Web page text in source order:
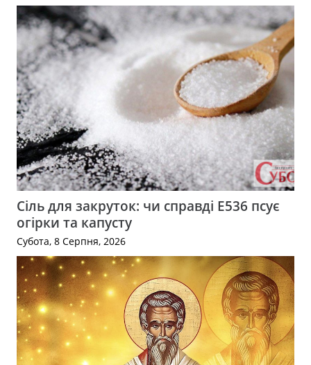
Сіль для закруток: чи справді Е536 псує
огірки та капусту
Субота, 8 Серпня, 2026